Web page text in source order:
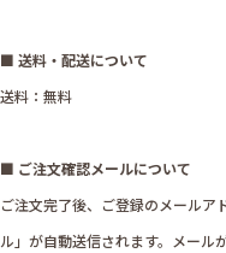
■ 送料・配送について
送料：無料
■ ご注文確認メールについて
ご注文完了後、ご登録のメールア
ル」が自動送信されます。メール